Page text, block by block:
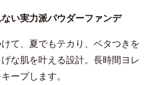
い実力派パウダーファンデ
て、夏でもテカり、ベタつきを
な肌を叶える設計。長時間ヨレ
ープします。